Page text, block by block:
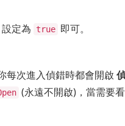
設定為 true 即可。
每次進入偵錯時都會開啟
(永遠不開啟)，當需要